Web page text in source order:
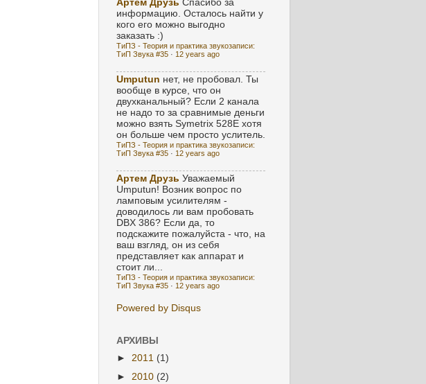
Артем Друзь Спасибо за
информацию. Осталось найти у
кого его можно выгодно
заказать :)
ТиПЗ - Теория и практика звукозаписи:
ТиП Звука #35 · 12 years ago
Umputun нет, не пробовал. Ты
вообще в курсе, что он
двухканальный? Если 2 канала
не надо то за сравнимые деньги
можно взять Symetrix 528E хотя
он больше чем просто услитель.
ТиПЗ - Теория и практика звукозаписи:
ТиП Звука #35 · 12 years ago
Артем Друзь Уважаемый
Umputun! Возник вопрос по
ламповым усилителям -
доводилось ли вам пробовать
DBX 386? Если да, то
подскажите пожалуйста - что, на
ваш взгляд, он из себя
представляет как аппарат и
стоит ли...
ТиПЗ - Теория и практика звукозаписи:
ТиП Звука #35 · 12 years ago
Powered by Disqus
АРХИВЫ
► 2011 (1)
► 2010 (2)